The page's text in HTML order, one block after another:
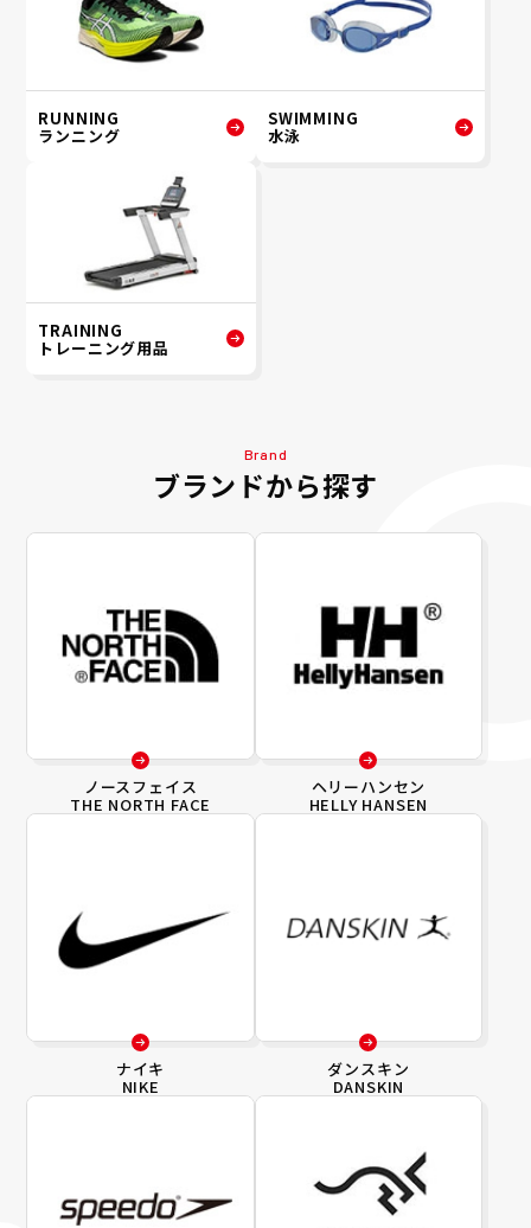
RUNNING
ランニング
SWIMMING
水泳
TRAINING
トレーニング用品
Brand
ブランドから探す
ノースフェイス
THE NORTH FACE
ヘリーハンセン
HELLY HANSEN
ナイキ
NIKE
ダンスキン
DANSKIN